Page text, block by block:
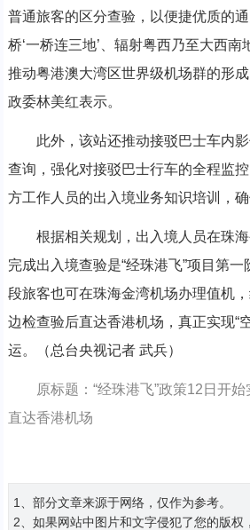
普通旅客的区分查验，以便捷优质的
桥‘一桥连三地’、辐射粤西乃至大西南
推动粤港澳大湾区世界级机场群的形
政委林美红表示。
此外，该站还推动接驳巴士车内影
查询，强化对接驳巴士行车的全程监
方工作人员的出入境业务知识培训，确
根据相关规划，出入境人员在珠海
完成出入境查验是“经珠港飞”项目第
段旅客也可在珠海金湾机场办理值机
边检查验后直达香港机场，真正实现
运。（总台央视记者 武兵）
原标题：“经珠港飞”政策12日开
直达香港机场
1、部分文章来源于网络，仅作为参考。
2、如果网站中图片和文字侵犯了您的版